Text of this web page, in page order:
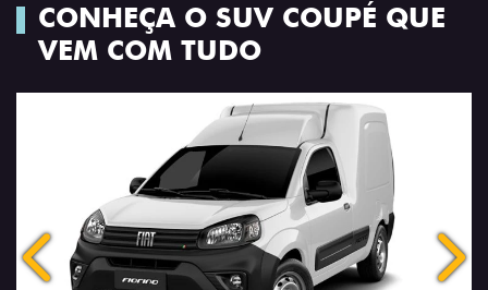
CONHEÇA O SUV COUPÉ QUE
VEM COM TUDO
Anterior